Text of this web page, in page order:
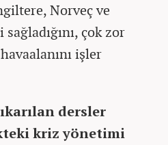
Norveç ve
çok zor
işler
dersler
kriz yönetimi